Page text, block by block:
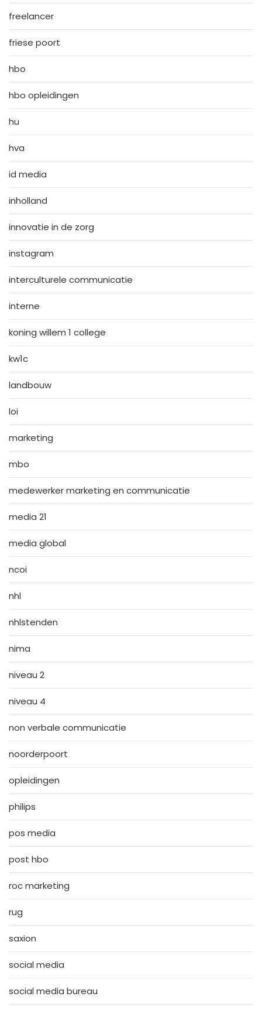
freelancer
friese poort
hbo
hbo opleidingen
hu
hva
id media
inholland
innovatie in de zorg
instagram
interculturele communicatie
interne
koning willem 1 college
kw1c
landbouw
loi
marketing
mbo
medewerker marketing en communicatie
media 21
media global
ncoi
nhl
nhlstenden
nima
niveau 2
niveau 4
non verbale communicatie
noorderpoort
opleidingen
philips
pos media
post hbo
roc marketing
rug
saxion
social media
social media bureau